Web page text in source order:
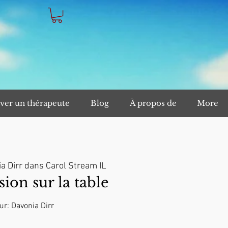
un thérapeute Blog À propos de More
Dirr dans Carol Stream IL
sur la table
Davonia Dirr